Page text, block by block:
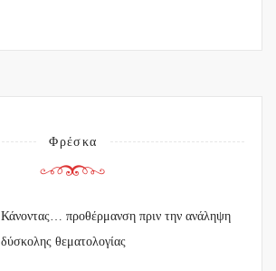
Φρέσκα
Κάνοντας… προθέρμανση πριν την ανάληψη
δύσκολης θεματολογίας